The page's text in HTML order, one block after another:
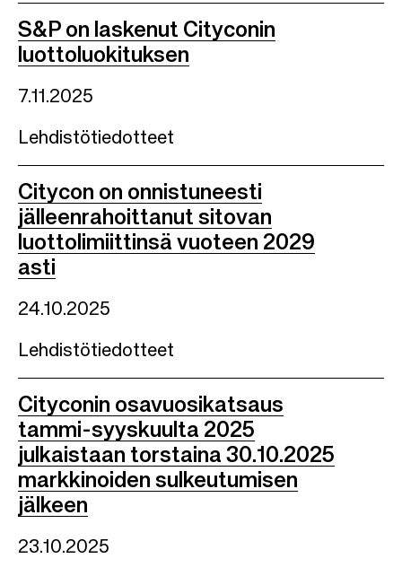
S&P on laskenut Cityconin
luottoluokituksen
7.11.2025
Lehdistötiedotteet
Citycon on onnistuneesti
jälleenrahoittanut sitovan
luottolimiittinsä vuoteen 2029
asti
24.10.2025
Lehdistötiedotteet
Cityconin osavuosikatsaus
tammi-syyskuulta 2025
julkaistaan torstaina 30.10.2025
markkinoiden sulkeutumisen
jälkeen
23.10.2025